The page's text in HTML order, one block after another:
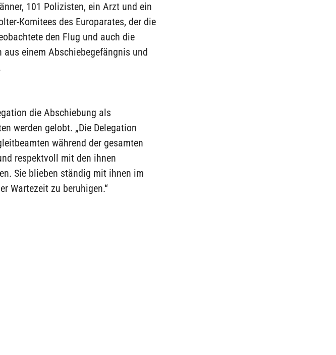
101 Polizisten, ein Arzt und ein
Komitees des Europarates, der die
den Flug und auch die
einem Abschiebegefängnis und
die Abschiebung als
werden gelobt. „Die Delegation
während der gesamten
respektvoll mit den ihnen
Sie blieben ständig mit ihnen im
Wartezeit zu beruhigen.“